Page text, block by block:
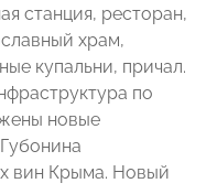
станция, ресторан,
храм,
купальни, причал.
по
новые
вин Крыма. Новый